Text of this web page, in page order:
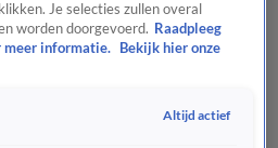
Je selecties zullen overal
worden doorgevoerd. Raadpleeg
meer informatie.
Bekijk hier onze
Altijd actief